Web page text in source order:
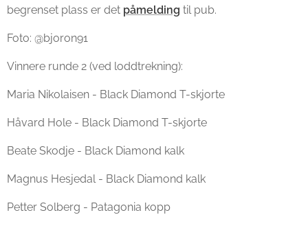
begrenset plass er det påmelding til pub.
Foto: @bjoron91
Vinnere runde 2 (ved loddtrekning):
Maria Nikolaisen - Black Diamond T-skjorte
Håvard Hole - Black Diamond T-skjorte
Beate Skodje - Black Diamond kalk
Magnus Hesjedal - Black Diamond kalk
Petter Solberg - Patagonia kopp